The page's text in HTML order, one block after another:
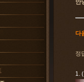
안
다
정
1.